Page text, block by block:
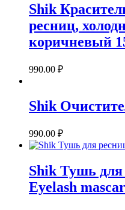
Shik
ресниц,
коричневый
990.00 ₽
Shik
990.00 ₽
Shik Тушь
Eyelash